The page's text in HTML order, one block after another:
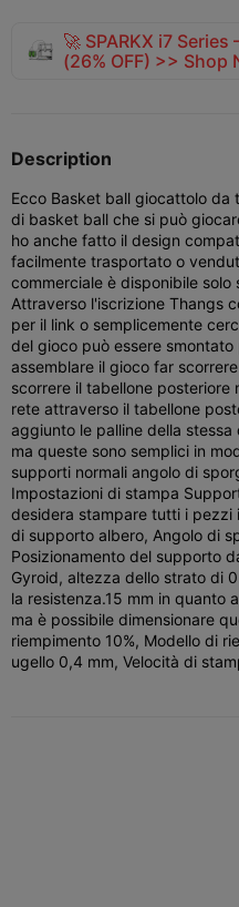
🚀 SPARKX i7
(26% OFF) >> Shop
Description
Ecco Basket ball giocattolo
di basket ball che si può
ho anche fatto il design
facilmente trasportato o
commerciale è disponibile solo
Attraverso l'iscrizione Thangs
per il link o semplicemente
del gioco può essere
assemblare il gioco far
scorrere il tabellone posteriore
rete attraverso il tabellone
aggiunto le palline della
ma queste sono semplici in
supporti normali angolo di
Impostazioni di stampa
desidera stampare tutti i pezzi
di supporto albero, Angolo di
Posizionamento del supporto
Gyroid, altezza dello strato di
la resistenza.15 mm in quanto
ma è possibile dimensionare
riempimento 10%, Modello di
ugello 0,4 mm, Velocità di